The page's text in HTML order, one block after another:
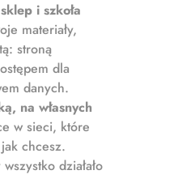
i szkoła
materiały,
stroną
dla
danych.
na własnych
w sieci, które
chcesz.
działało